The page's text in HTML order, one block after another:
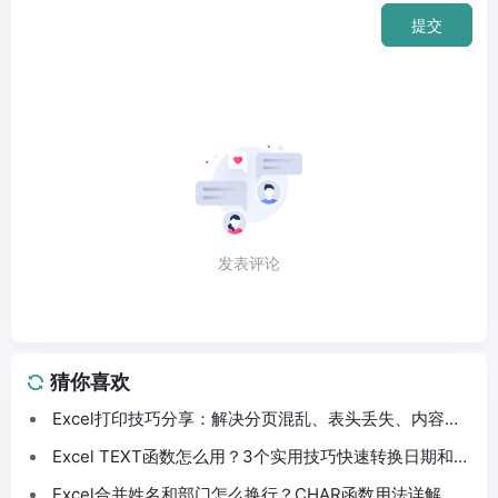
提交
发表评论
猜你喜欢
Excel打印技巧分享：解决分页混乱、表头丢失、内容截
Excel TEXT函数怎么用？3个实用技巧快速转换日期和数